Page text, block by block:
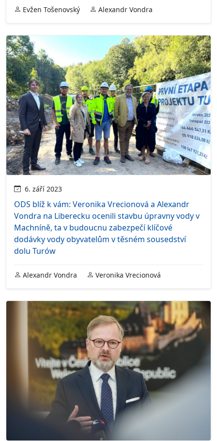
Evžen Tošenovský Alexandr Vondra
6. září 2023
ODS blíž k vám: Veronika Vrecionová a Alexandr
Vondra na Liberecku ocenili stavbu úpravny vody v
Machníně, ta v budoucnu zabezpečí klíčové
dodávky vody obyvatelům v těsném sousedství
dolu Turów
Alexandr Vondra Veronika Vrecionová